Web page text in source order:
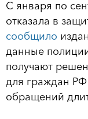
С января по
отказала в
сообщило
данные
получают
для граждан РФ
обращений